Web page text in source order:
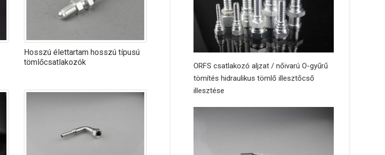
Hosszú élettartam hosszú típusú
tömlőcsatlakozók
ORFS csatlakozó aljzat / nőivarú O-gyűrű
tömítés hidraulikus tömlő illesztőcső
illesztése